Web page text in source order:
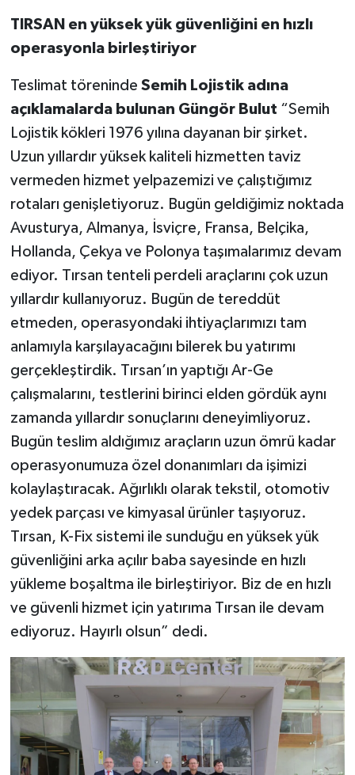
TIRSAN en yüksek yük güvenliğini en hızlı
operasyonla birleştiriyor
Teslimat töreninde Semih Lojistik adına
açıklamalarda bulunan Güngör Bulut “Semih
Lojistik kökleri 1976 yılına dayanan bir şirket.
Uzun yıllardır yüksek kaliteli hizmetten taviz
vermeden hizmet yelpazemizi ve çalıştığımız
rotaları genişletiyoruz. Bugün geldiğimiz noktada
Avusturya, Almanya, İsviçre, Fransa, Belçika,
Hollanda, Çekya ve Polonya taşımalarımız devam
ediyor. Tırsan tenteli perdeli araçlarını çok uzun
yıllardır kullanıyoruz. Bugün de tereddüt
etmeden, operasyondaki ihtiyaçlarımızı tam
anlamıyla karşılayacağını bilerek bu yatırımı
gerçekleştirdik. Tırsan’ın yaptığı Ar-Ge
çalışmalarını, testlerini birinci elden gördük aynı
zamanda yıllardır sonuçlarını deneyimliyoruz.
Bugün teslim aldığımız araçların uzun ömrü kadar
operasyonumuza özel donanımları da işimizi
kolaylaştıracak. Ağırlıklı olarak tekstil, otomotiv
yedek parçası ve kimyasal ürünler taşıyoruz.
Tırsan, K-Fix sistemi ile sunduğu en yüksek yük
güvenliğini arka açılır baba sayesinde en hızlı
yükleme boşaltma ile birleştiriyor. Biz de en hızlı
ve güvenli hizmet için yatırıma Tırsan ile devam
ediyoruz. Hayırlı olsun” dedi.